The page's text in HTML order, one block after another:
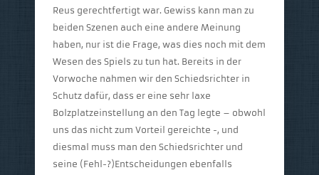
Reus gerechtfertigt war. Gewiss kann man zu
beiden Szenen auch eine andere Meinung
haben, nur ist die Frage, was dies noch mit dem
Wesen des Spiels zu tun hat. Bereits in der
Vorwoche nahmen wir den Schiedsrichter in
Schutz dafür, dass er eine sehr laxe
Bolzplatzeinstellung an den Tag legte – obwohl
uns das nicht zum Vorteil gereichte -, und
diesmal muss man den Schiedsrichter und
seine (Fehl-?)Entscheidungen ebenfalls